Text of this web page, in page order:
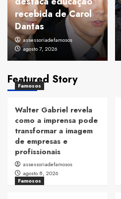
recebida de Carol
Dantas
assessoriadefamosos
agosto 7, 2026
Featured Story
Famosos
Walter Gabriel revela
como a imprensa pode
transformar a imagem
de empresas e
profissionais
assessoriadefamosos
agosto 8, 2026
Famosos